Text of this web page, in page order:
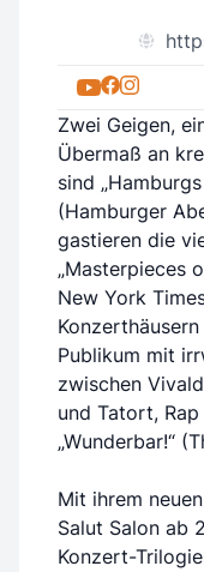
Zwei Geigen,
Übermaß an
sind
(Hamburger
gastieren die
„Masterpieces
New York
Publikum mit
zwischen
und Tatort,
„Wunderbar!“
Mit ihrem
Salut Salon ab
Konzert-